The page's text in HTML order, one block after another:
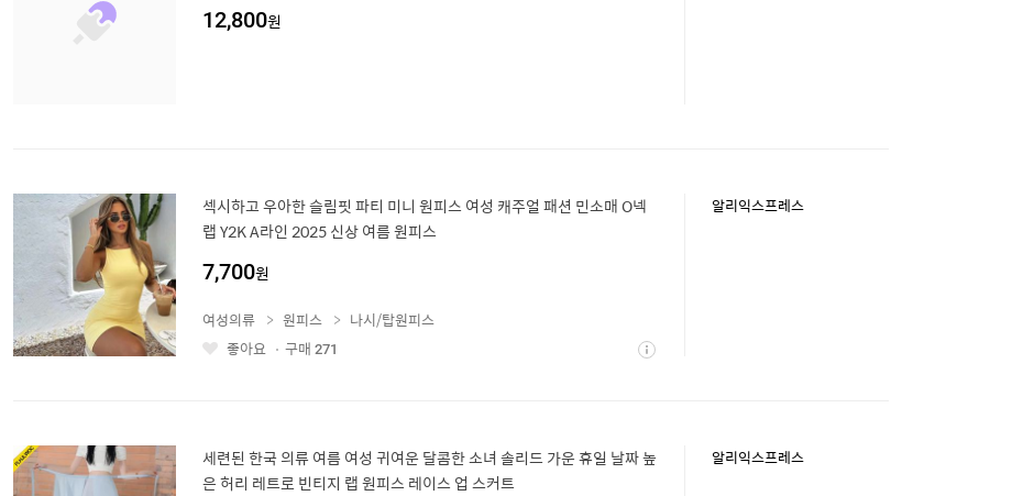
12,800원
섹시하고 우아한 슬림핏 파티 미니 원피스 여성 캐주얼 패션 민소매 O넥
랩 Y2K A라인 2025 신상 여름 원피스
7,700원
알리익스프레스
좋 상
여성의류 원피스
나시/탑원피스
좋아요
구매 271
세련된 한국 의류 여름 여성 귀여운 달콤한 소녀 솔리드 가운 휴일 날짜 높
은 허리 레트로 빈티지 랩 원피스 레이스 업 스커트
알리익스프레스